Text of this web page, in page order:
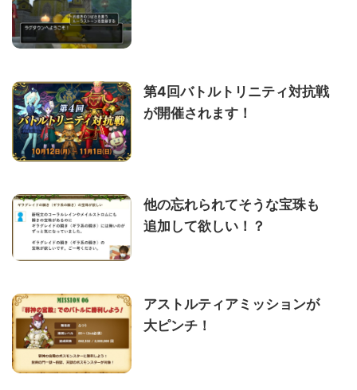
第4回バトルトリニティ対抗戦
が開催されます！
他の忘れられてそうな宝珠も
追加して欲しい！？
アストルティアミッションが
大ピンチ！